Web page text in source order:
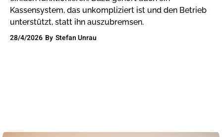
Kassensystem, das unkompliziert ist und den Betrieb
unterstützt, statt ihn auszubremsen.
28/4/2026 By Stefan Unrau